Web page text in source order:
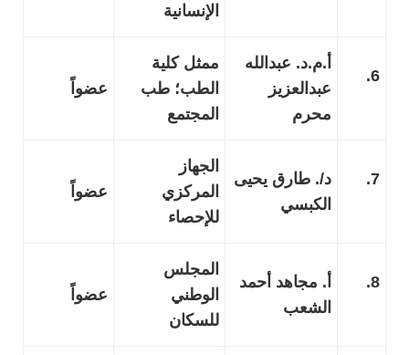
الإنسانية
6.
أ.م.د. عبدالله
عبدالعزيز
محرم
ممثل كلية
الطب؛ طب
المجتمع
عضواً
7.
د/. طارق يحيى
الكبسي
الجهاز
المركزي
للإحصاء
عضواً
8.
أ. مجاهد أحمد
الشعب
المجلس
الوطني
للسكان
عضواً